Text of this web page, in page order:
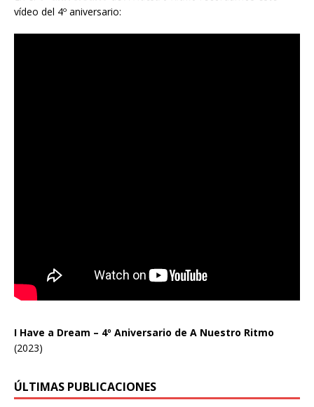
vídeo del 4º aniversario:
I Have a Dream – 4º Aniversario de A Nuestro Ritmo
(2023)
ÚLTIMAS PUBLICACIONES